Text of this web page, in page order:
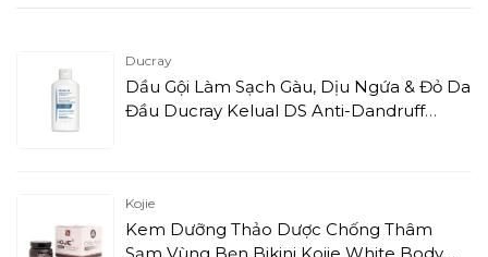
Ducray
Dầu Gội Làm Sạch Gàu, Dịu Ngứa & Đỏ Da
Đầu Ducray Kelual DS Anti-Dandruff
Kojie
Kem Dưỡng Thảo Dược Chống Thâm